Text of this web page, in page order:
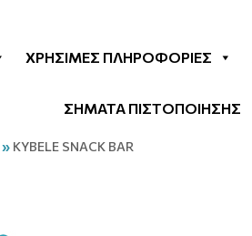
ΧΡΉΣΙΜΕΣ ΠΛΗΡΟΦΟΡΊΕΣ
ΣΗΜΑΤΑ ΠΙΣΤΟΠΟΙΗΣΗΣ
» KYBELE SNACK BAR